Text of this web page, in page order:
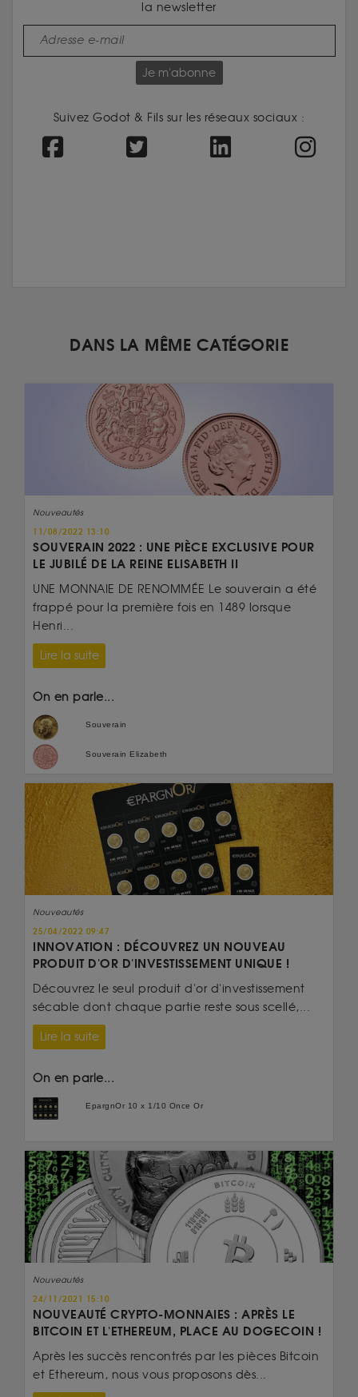
la newsletter
Je m'abonne
Suivez Godot & Fils sur les réseaux sociaux :
DANS LA MÊME CATÉGORIE
Nouveautés
11/08/2022 13:10
SOUVERAIN 2022 : UNE PIÈCE EXCLUSIVE POUR
LE JUBILÉ DE LA REINE ELISABETH II
UNE MONNAIE DE RENOMMÉE Le souverain a été
frappé pour la première fois en 1489 lorsque
Henri...
Lire la suite
On en parle...
Souverain
Souverain Elizabeth
Nouveautés
25/04/2022 09:47
INNOVATION : DÉCOUVREZ UN NOUVEAU
PRODUIT D'OR D'INVESTISSEMENT UNIQUE !
Découvrez le seul produit d'or d'investissement
sécable dont chaque partie reste sous scellé,...
Lire la suite
On en parle...
EpargnOr 10 x 1/10 Once Or
Nouveautés
24/11/2021 15:10
NOUVEAUTÉ CRYPTO-MONNAIES : APRÈS LE
BITCOIN ET L'ETHEREUM, PLACE AU DOGECOIN !
Après les succès rencontrés par les pièces Bitcoin
et Ethereum, nous vous proposons dès...